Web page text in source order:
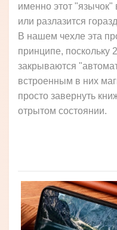
именно этот "язычок"
или разлазится
В нашем чехле эта
принципе, поскольку
закрываются
встроенным в них
просто завернуть
отрытом состоянии.